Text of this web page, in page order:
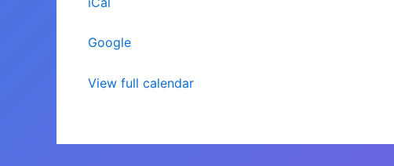
Google
View full calendar